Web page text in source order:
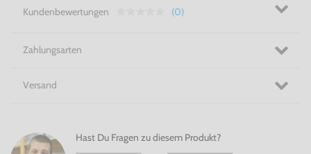
Amiibo - Inkling Junge
- Verbinden, verbessern und
Kundenbewertungen (0)
Zahlungsarten
Versand
Hast Du Fragen zu diesem Produkt?